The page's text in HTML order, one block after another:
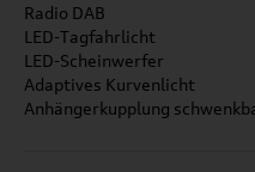
Radio DAB
LED-Tagfahrlicht
LED-Scheinwerfer
Adaptives Kurvenlicht
Anhängerkupplung